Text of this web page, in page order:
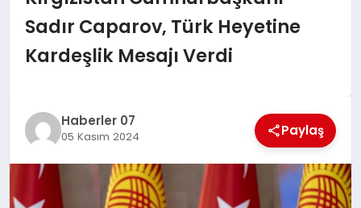
TEKNOLOJI
MAGAZIN
DIĞER
Sadır Caparov, Türk Heyetine
Kardeşlik Mesajı Verdi
Haberler 07
05 Kasım 2024 Paylaş